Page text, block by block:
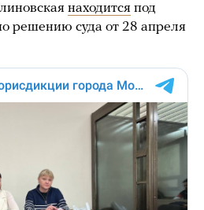
находится под
решению суда от 28 апреля